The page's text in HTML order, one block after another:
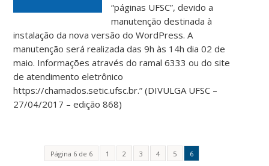
“páginas UFSC”, devido a
manutenção destinada à
instalação da nova versão do WordPress. A
manutenção será realizada das 9h às 14h dia 02 de
maio. Informações através do ramal 6333 ou do site
de atendimento eletrônico
https://chamados.setic.ufsc.br.” (DIVULGA UFSC –
27/04/2017 – edição 868)
Página 6 de 6 1 2 3 4 5 6